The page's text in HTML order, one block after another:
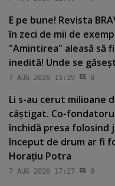
E pe bune! Revista
în zeci de mii de
"Amintirea" aleasă să
inedită! Unde se
7 AUG 2026 15:19 0
Li s-au cerut milioane
câştigat. Co-
închidă presa folosind
început de drum ar fi
Horaţiu Potra
7 AUG 2026 17:27 0